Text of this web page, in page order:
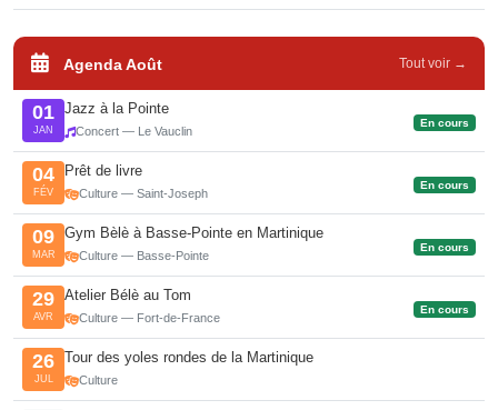
Agenda Août Tout voir →
01
JAN
Jazz à la Pointe
Concert — Le Vauclin
En cours
04
FÉV
Prêt de livre
Culture — Saint-Joseph
En cours
09
MAR
Gym Bèlè à Basse-Pointe en Martinique
Culture — Basse-Pointe
En cours
29
AVR
Atelier Bélè au Tom
Culture — Fort-de-France
En cours
26
JUL
Tour des yoles rondes de la Martinique
Culture